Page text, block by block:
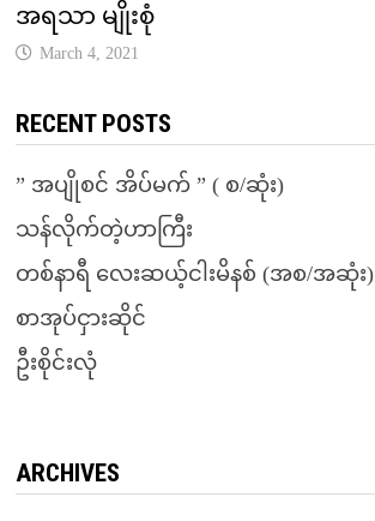
အရသာ မျိုးစုံ
March 4, 2021
RECENT POSTS
” အပျိုစင် အိပ်မက် ” ( စ/ဆုံး)
သန်လိုက်တဲ့ဟာကြီး
တစ်နာရီ လေးဆယ့်ငါးမိနစ် (အစ/အဆုံး)
စာအုပ်ငှားဆိုင်
ဦးစိုင်းလုံ
ARCHIVES